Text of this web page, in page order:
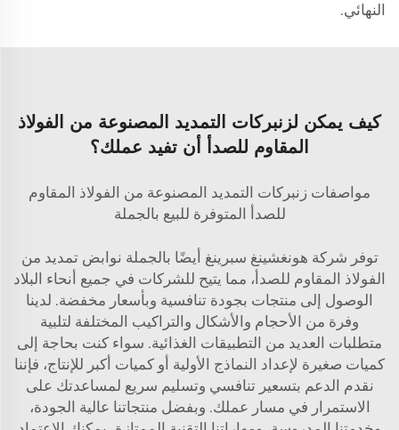
النهائي.
كيف يمكن لزنبركات التمديد المصنوعة من الفولاذ
المقاوم للصدأ أن تفيد عملك؟
مواصفات زنبركات التمديد المصنوعة من الفولاذ المقاوم
للصدأ المتوفرة للبيع بالجملة
توفر شركة هونغشينغ سبرينغ أيضًا بالجملة نوابض تمديد من
الفولاذ المقاوم للصدأ، مما يتيح للشركات في جميع أنحاء البلاد
الوصول إلى منتجات بجودة تنافسية وبأسعار مخفضة. لدينا
وفرة من الأحجام والأشكال والتراكيب المختلفة لتلبية
متطلبات العديد من التطبيقات الغذائية. سواء كنت بحاجة إلى
كميات صغيرة لإعداد النماذج الأولية أو كميات أكبر للإنتاج، فإننا
نقدم الدعم بتسعير تنافسي وتسليم سريع لمساعدتك على
الاستمرار في مسار عملك. وبفضل منتجاتنا عالية الجودة،